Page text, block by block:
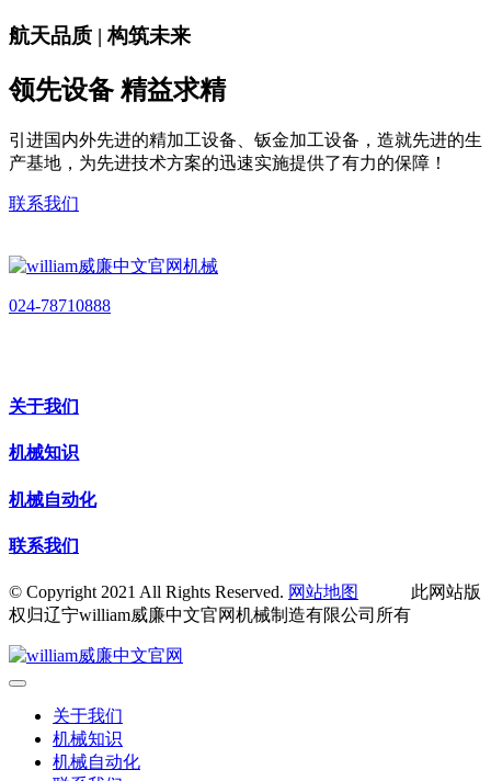
航天品质 | 构筑未来
领先设备 精益求精
引进国内外先进的精加工设备、钣金加工设备，造就先进的生
产基地，为先进技术方案的迅速实施提供了有力的保障！
联系我们
024-78710888
关于我们
机械知识
机械自动化
联系我们
© Copyright 2021 All Rights Reserved. 网站地图
此网站版
权归辽宁william威廉中文官网机械制造有限公司所有
关于我们
机械知识
机械自动化